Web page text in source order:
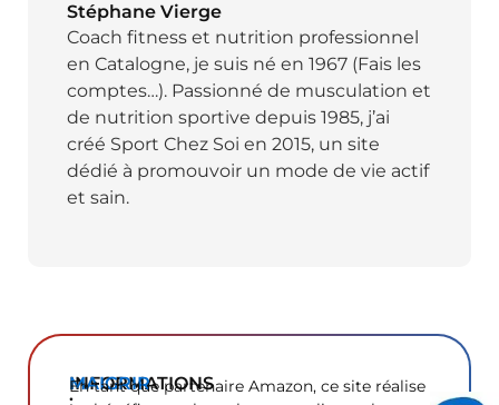
Stéphane Vierge
Coach fitness et nutrition professionnel
en Catalogne, je suis né en 1967 (Fais les
comptes…). Passionné de musculation et
de nutrition sportive depuis 1985, j’ai
créé Sport Chez Soi en 2015, un site
dédié à promouvoir un mode de vie actif
et sain.
INFORMATIONS
MAIGRIR
En tant que partenaire Amazon, ce site réalise